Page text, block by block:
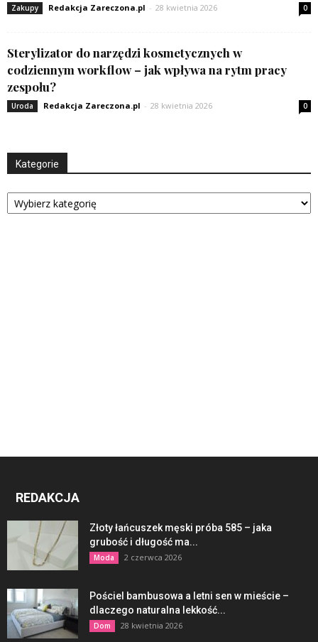
Zakupy Redakcja Zareczona.pl - 28 kwietnia 2026 0
Sterylizator do narzędzi kosmetycznych w
codziennym workflow – jak wpływa na rytm pracy
zespołu?
Uroda Redakcja Zareczona.pl - 28 kwietnia 2026 0
Kategorie
Kategorie
REDAKCJA
Złoty łańcuszek męski próba 585 – jaka
grubość i długość ma...
Moda 2 czerwca 2026
Pościel bambusowa a letni sen w mieście –
dlaczego naturalna lekkość...
Dom 28 kwietnia 2026